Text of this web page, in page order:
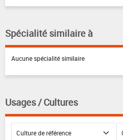
Spécialité similaire à
Aucune spécialité similaire
Usages / Cultures